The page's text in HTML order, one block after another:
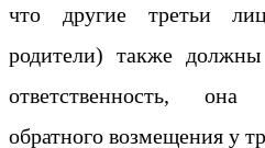
что другие третьи
родители) также
ответственность,
обратного возмещения у